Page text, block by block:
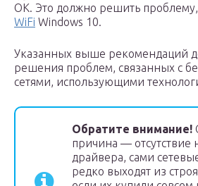
ОК. Это должно решить
WiFi Windows 10.
Указанных выше рекомендаций
решения проблем, связанных с
сетями, использующими
Обратите внимание!
причина — отсутствие
драйвера, сами
редко выходят из